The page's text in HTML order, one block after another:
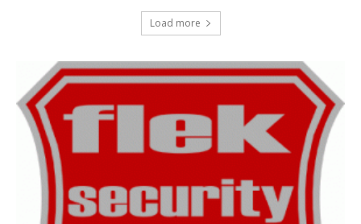
Load more